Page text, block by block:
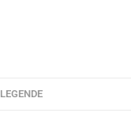
LEGENDE